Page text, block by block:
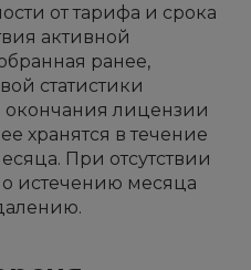
от тарифа и срока
активной
ранее,
статистики
окончания лицензии
хранятся в течение
При отсутствии
истечению месяца